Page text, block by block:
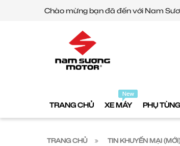
Chào mừng bạn đã đến với Nam
TRANG CHỦ XE MÁY PHỤ
TRANG CHỦ TIN KHUYẾN MẠI (MỚI)